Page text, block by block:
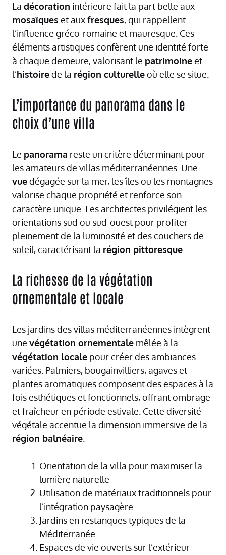
La décoration intérieure fait la part belle aux
mosaïques et auxfresques, qui rappellent
l’influence gréco-romaine et mauresque. Ces
éléments artistiques confèrent une identité forte
à chaque demeure, valorisant le patrimoineet
l’histoirede la région culturelleoù elle se situe.
L’importance du panorama dans le
choix d’une villa
Le panorama reste un critère déterminant pour
les amateurs de villas méditerranéennes. Une
vuedégagée sur la mer, les îles ou les montagnes
valorise chaque propriété et renforce son
caractère unique. Les architectes privilégient les
orientations sud ou sud-ouest pour profiter
pleinement de la luminosité et des couchers de
soleil, caractérisant la région pittoresque
La richesse de la végétation
ornementale et locale
Les jardins des villas méditerranéennes intègrent
une végétation ornementale mêlée à la
végétation locale pour créer des ambiances
variées. Palmiers, bougainvilliers, agaves et
plantes aromatiques composent des espaces à la
fois esthétiques et fonctionnels, offrant ombrage
et fraîcheur en période estivale. Cette diversité
végétale accentue la dimension immersive de la
région balnéaire
Orientation de la villa pour maximiser la
lumière naturelle
Utilisation de matériaux traditionnels pour
l’intégration paysagère
Jardins en restanques typiques de la
Méditerranée
Espaces de vie ouverts sur l’extérieur